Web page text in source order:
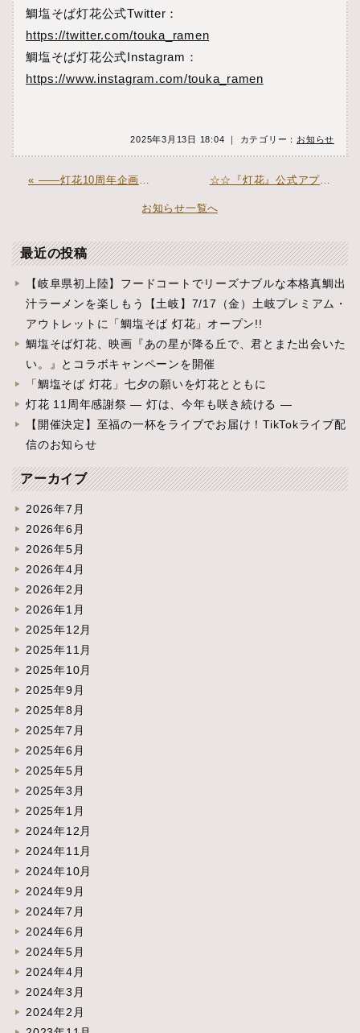
鯛塩そば灯花公式Twitter：
https://twitter.com/touka_ramen
鯛塩そば灯花公式Instagram：
https://www.instagram.com/touka_ramen
2025年3月13日 18:04 ｜ カテゴリー： お知らせ
« ——灯花10周年企画、まもなく始動。 感謝を込めた特別なイベントをお楽しみに！—— ☆☆『灯花』公式アプリリリース☆☆ »
お知らせ一覧へ
最近の投稿
【岐阜県初上陸】フードコートでリーズナブルな本格真鯛出
汁ラーメンを楽しもう【土岐】7/17（金）土岐プレミアム・
アウトレットに「鯛塩そば 灯花」オープン!!
鯛塩そば灯花、映画『あの星が降る丘で、君とまた出会いた
い。』とコラボキャンペーンを開催
「鯛塩そば 灯花」七夕の願いを灯花とともに
灯花 11周年感謝祭 ― 灯は、今年も咲き続ける ―
【開催決定】至福の一杯をライブでお届け！TikTokライブ配
信のお知らせ
アーカイブ
2026年7月
2026年6月
2026年5月
2026年4月
2026年2月
2026年1月
2025年12月
2025年11月
2025年10月
2025年9月
2025年8月
2025年7月
2025年6月
2025年5月
2025年3月
2025年1月
2024年12月
2024年11月
2024年10月
2024年9月
2024年7月
2024年6月
2024年5月
2024年4月
2024年3月
2024年2月